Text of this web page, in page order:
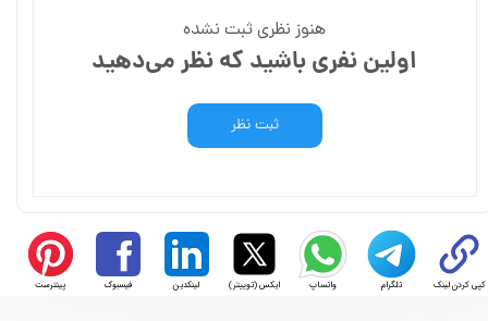
هنوز نظری ثبت نشده
اولین نفری باشید که نظر می‌دهید
ثبت نظر
کپی کردن لینک تلگرام واتساپ ایکس (توییتر) لینکدین فیسبوک پینترست